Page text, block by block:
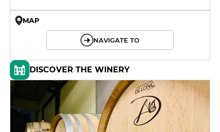
MAP
NAVIGATE TO
DISCOVER THE WINERY